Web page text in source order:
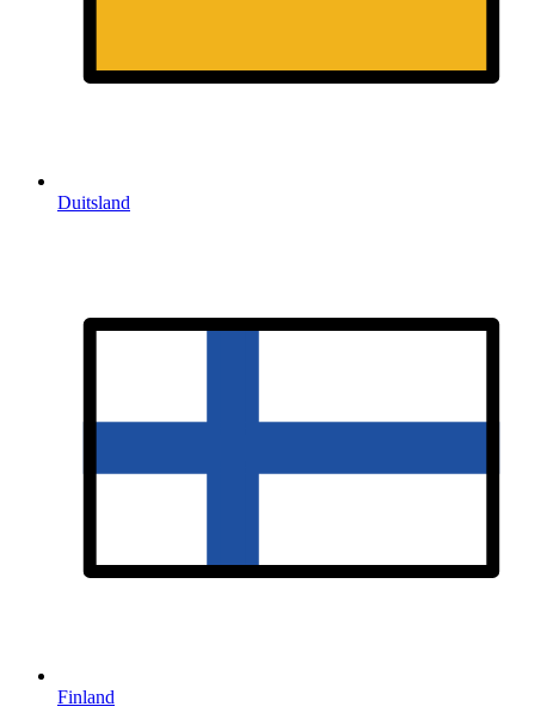
Duitsland
Finland